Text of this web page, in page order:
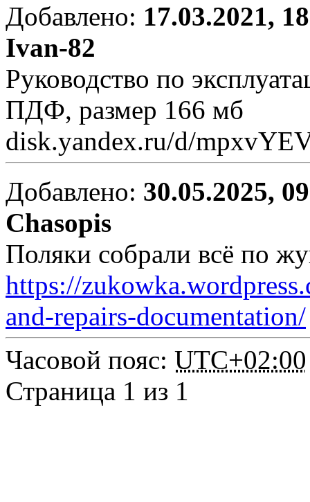
Добавлено: 17.03.2021,
Ivan-82
Руководство по
ПДФ, размер 166 мб
disk.yandex.ru/d/
Добавлено: 30.05.2025,
Chasopis
Поляки собрали всё по
https://
and-repairs-documentation/
Часовой пояс: UTC+02:00
Страница 1 из 1